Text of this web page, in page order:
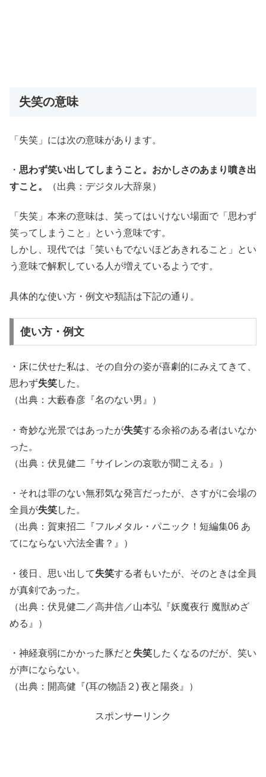
失笑の意味
「失笑」には次の意味があります。
・ 思わず笑い出してしまうこと。おかしさのあまり噴き出
すこと。
（出典：デジタル大辞泉）
「失笑」本来の意味は、笑ってはいけない場面で「思わず
笑ってしまうこと」という意味です。
しかし、現代では「笑いもでないほどあきれること」とい
う意味で解釈している人が増えているようです。
具体的な使い方・例文や類語は下記の通り。
使い方・例文
・床に伏せた私は、その自分の姿が喜劇的にみえてきて、
思わず失笑した。
（出典：大藪春彦『名のない男』）
・奇妙な光景ではあったが失笑する余裕のある者はいなか
った。
（出典：伏見健二『サイレンの哀歌が聞こえる』）
・それは罪のない無邪気な発言だったが、さすがに会場の
全員が失笑した。
（出典：賀東招二『フルメタル・パニック！短編集06 あ
てにならない六法全書？』）
・後日、思い出して失笑する者もいたが、そのときは全員
が真剣であった。
（出典：伏見健二／高井信／山本弘『妖魔夜行 魔獣めざ
める』）
・神経衰弱にかかった豚だと 失笑したくなるのだが、笑い
が声にならない。
（出典：開高健『(耳の物語２) 夜と陽炎』）
スポンサーリンク